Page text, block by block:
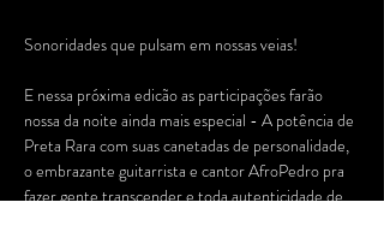
Sonoridades que pulsam em nossas veias!
E nessa próxima edicão as participações farão
nossa da noite ainda mais especial - A potência de
Preta Rara com suas canetadas de personalidade,
o embrazante guitarrista e cantor AfroPedro pra
fazer gente transcender e toda autenticidade de